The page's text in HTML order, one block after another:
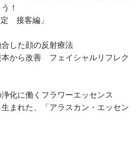
！
定 接客編」
した顔の反射療法
から改善 フェイシャルリフレク
化に働くフラワーエッセンス
まれた、「アラスカン・エッセン